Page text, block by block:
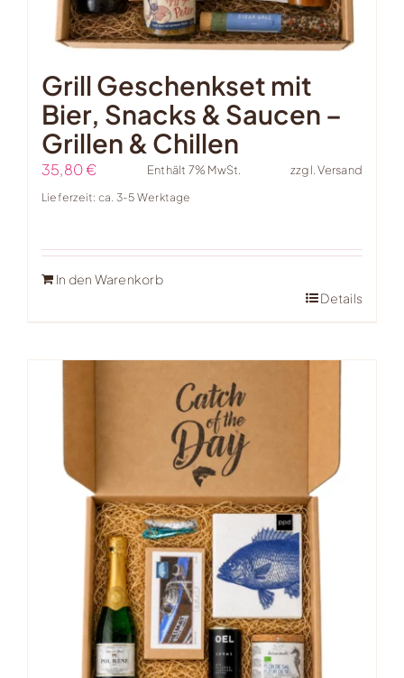
Grill Geschenkset mit
Bier, Snacks & Saucen –
Grillen & Chillen
35,80€ Enthält 7% MwSt. zzgl.Versand
Lieferzeit: ca. 3-5 Werktage
In den Warenkorb
Details